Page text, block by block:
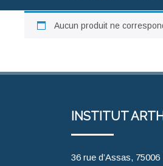
Aucun produit ne
INSTITUT
36 rue d’Assas, 75006